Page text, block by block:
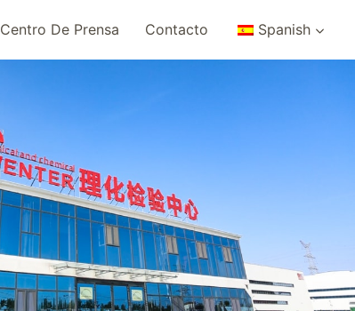
Centro De Prensa Contacto Spanish